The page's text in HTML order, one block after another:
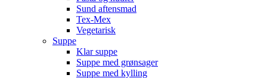
Sund aftensmad
Tex-Mex
Vegetarisk
Suppe
Klar suppe
Suppe med grønsager
Suppe med kylling